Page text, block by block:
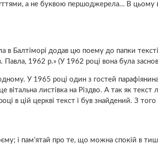
а не буквою першоджерела… В цьому
в Балтіморі додав цю поему до папки
Павла, 1962 р.» (У 1962 році вона була
У 1965 році один з гостей
вітальна листівка на Різдво. А так як текст
в цій церкві текст і був знайдений. З того
і пам’ятай про те, що можна спокій в